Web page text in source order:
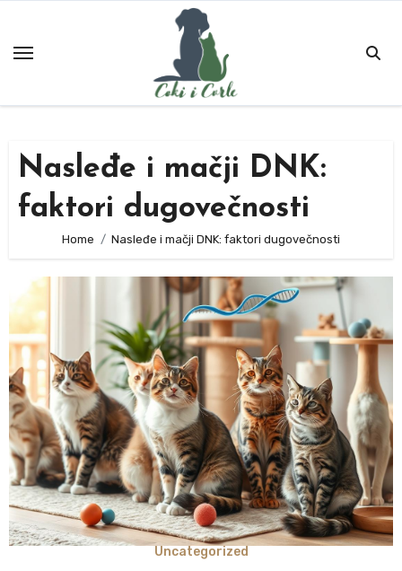
content
Nasleđe i mačji DNK:
faktori dugovečnosti
Home Nasleđe i mačji DNK: faktori dugovečnosti
Uncategorized